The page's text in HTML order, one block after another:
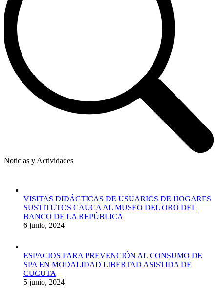
Noticias y Actividades
VISITAS DIDÁCTICAS DE USUARIOS DE HOGARES
SUSTITUTOS CAUCA AL MUSEO DEL ORO DEL
BANCO DE LA REPÚBLICA
6 junio, 2024
ESPACIOS PARA PREVENCIÓN AL CONSUMO DE
SPA EN MODALIDAD LIBERTAD ASISTIDA DE
CÚCUTA
5 junio, 2024